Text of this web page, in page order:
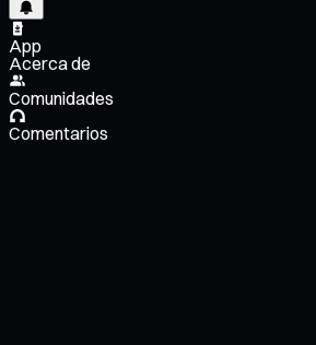
App
Acerca de
Comunidades
Comentarios